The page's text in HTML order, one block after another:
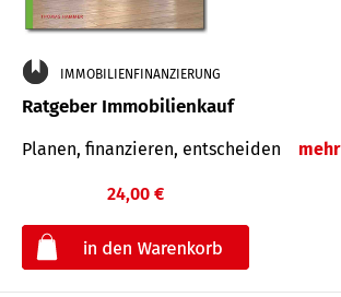
IMMOBILIENFINANZIERUNG
Ratgeber Immobilienkauf
Planen, finanzieren, entscheiden mehr
24,00 €